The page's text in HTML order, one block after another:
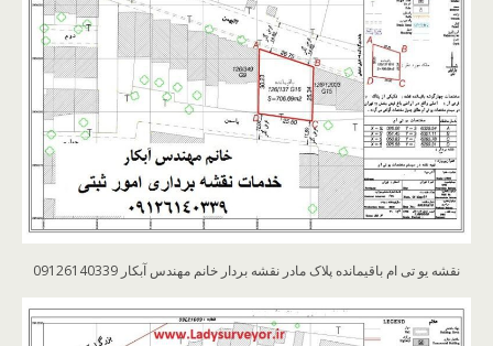
نقشه یو تی ام باقیمانده پلاک مادر نقشه بردار خانم مهندس آبکار 09126140339